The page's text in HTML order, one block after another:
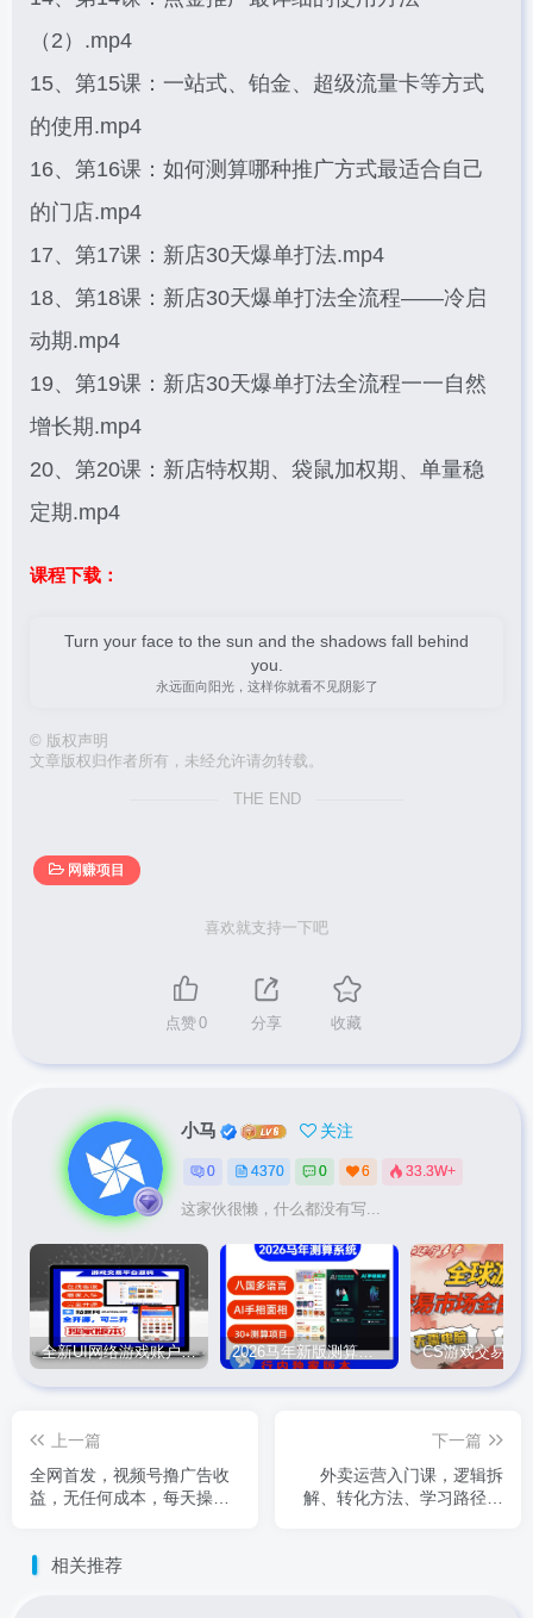
（2）.mp4
15、第15课：一站式、铂金、超级流量卡等方式
的使用.mp4
16、第16课：如何测算哪种推广方式最适合自己
的门店.mp4
17、第17课：新店30天爆单打法.mp4
18、第18课：新店30天爆单打法全流程——冷启
动期.mp4
19、第19课：新店30天爆单打法全流程一一自然
增长期.mp4
20、第20课：新店特权期、袋鼠加权期、单量稳
定期.mp4
课程下载：
Turn your face to the sun and the shadows fall behind
you.
永远面向阳光，这样你就看不见阴影了
© 版权声明
文章版权归作者所有，未经允许请勿转载。
THE END
网赚项目
喜欢就支持一下吧
点赞0 分享 收藏
小马 关注
0 4370 0 6 33.3W+
这家伙很懒，什么都没有写...
全新UI网络游戏账户交易平台系统 全开源版本 2026马年新版测算系统源码
上一篇
全网首发，视频号撸广告收
益，无任何成本，每天操作1
下一篇
外卖运营入门课，逻辑拆
解、转化方法、学习路径，
相关推荐